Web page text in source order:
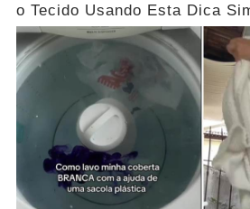
o Tecido Usando Esta Dica
Plástica!